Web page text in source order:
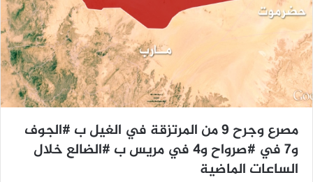
مصرع وجرح 9 من المرتزقة في الغيل ب #الجوف
و7 في #صرواح و4 في مريس ب #الضالع خلال
الساعات الماضية